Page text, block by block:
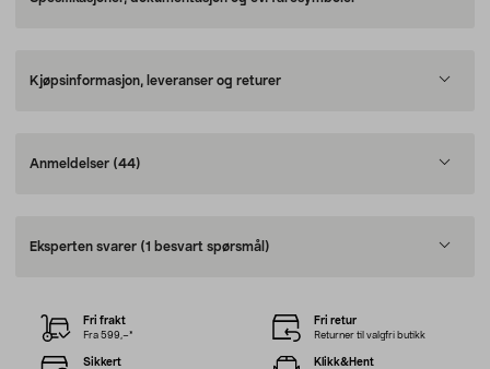
Kjøpsinformasjon, leveranser og returer
Anmeldelser (44)
Eksperten svarer (1 besvart spørsmål)
Fri frakt
Fra 599,–*
Fri retur
Returner til valgfri butikk
Sikkert Klikk&Hent